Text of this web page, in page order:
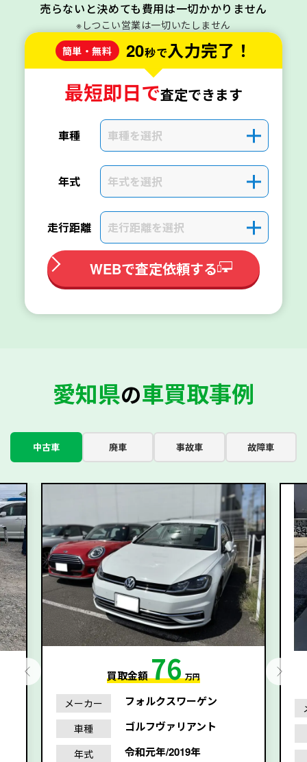
売らないと決めても費用は一切かかりません
※しつこい営業は一切いたしません
簡単・無料
20秒で入力完了！
最短即日で査定できます
車種 車種を選択 ＋
年式 年式を選択 ＋
走行距離 走行距離を選択 ＋
WEBで査定依頼する
愛知県の車買取事例
中古車 廃車 事故車 故障車
買取金額76 万円
メーカー フォルクスワーゲン
車種 ゴルフヴァリアント
年式 令和元年/2019年